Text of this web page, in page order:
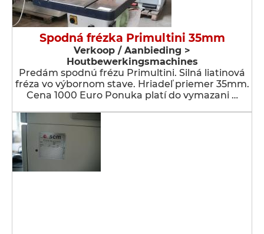
Spodná frézka Primultini 35mm
Verkoop / Aanbieding >
Houtbewerkingsmachines
Predám spodnú frézu Primultini. Silná liatinová
fréza vo výbornom stave. Hriadeľ priemer 35mm.
Cena 1000 Euro Ponuka platí do vymazani …